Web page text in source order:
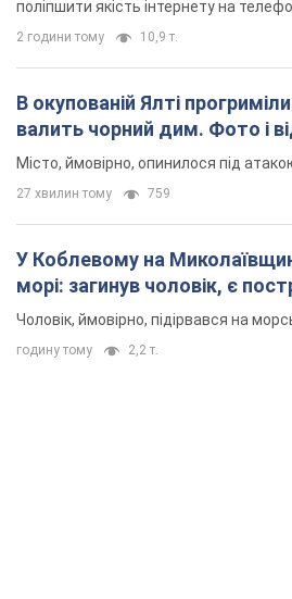
поліпшити якість інтернету на
2 години тому 10,9 т.
В окупованій Ялті
валить чорний дим. Фото і
Місто, ймовірно, опинилося під
27 хвилин тому 759
У Коблевому на
морі: загинув чоловік, є
Чоловік, ймовірно, підірвався на
годину тому 2,2 т.